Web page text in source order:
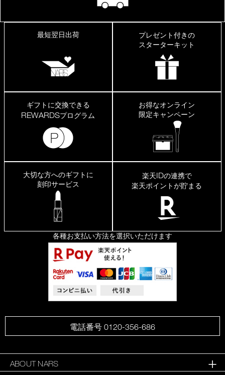
最短翌日出荷
プレゼント付きの
スターターキット
ギフトに交換できる
REWARDSプログラム
お得なオンライン
限定キャンペーン
大切な方へのギフトに
刻印サービス
楽天IDの連携で
楽天ポイントが貯まる
各種お支払い方法を選択いただけます
電話番号 0120-356-686
ABOUT NARS